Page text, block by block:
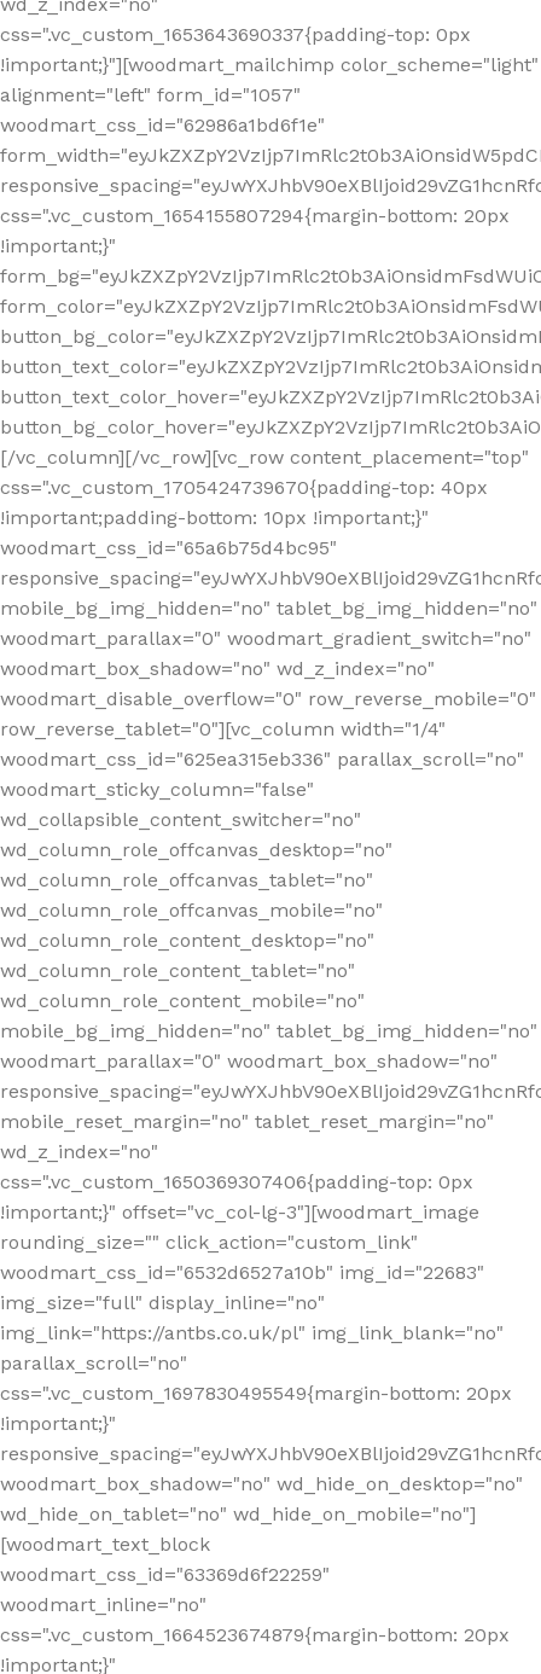
css=".vc_custom_1653643690337{padding-top: 0px
!important;}"][woodmart_mailchimp color_scheme="light"
alignment="left" form_id="1057"
woodmart_css_id="62986a1bd6f1e"
css=".vc_custom_1654155807294{margin-bottom: 20px
!important;}"
[/vc_column][/vc_row][vc_row content_placement="top"
css=".vc_custom_1705424739670{padding-top: 40px
!important;padding-bottom: 10px !important;}"
woodmart_css_id="65a6b75d4bc95"
mobile_bg_img_hidden="no" tablet_bg_img_hidden="no"
woodmart_parallax="0" woodmart_gradient_switch="no"
woodmart_box_shadow="no" wd_z_index="no"
woodmart_disable_overflow="0" row_reverse_mobile="0"
row_reverse_tablet="0"][vc_column width="1/4"
woodmart_css_id="625ea315eb336" parallax_scroll="no"
woodmart_sticky_column="false"
wd_collapsible_content_switcher="no"
wd_column_role_offcanvas_desktop="no"
wd_column_role_offcanvas_tablet="no"
wd_column_role_offcanvas_mobile="no"
wd_column_role_content_desktop="no"
wd_column_role_content_tablet="no"
wd_column_role_content_mobile="no"
mobile_bg_img_hidden="no" tablet_bg_img_hidden="no"
woodmart_parallax="0" woodmart_box_shadow="no"
mobile_reset_margin="no" tablet_reset_margin="no"
wd_z_index="no"
css=".vc_custom_1650369307406{padding-top: 0px
!important;}" offset="vc_col-lg-3"][woodmart_image
rounding_size="" click_action="custom_link"
woodmart_css_id="6532d6527a10b" img_id="22683"
img_size="full" display_inline="no"
img_link="https://antbs.co.uk/pl" img_link_blank="no"
parallax_scroll="no"
css=".vc_custom_1697830495549{margin-bottom: 20px
!important;}"
woodmart_box_shadow="no" wd_hide_on_desktop="no"
wd_hide_on_tablet="no" wd_hide_on_mobile="no"]
[woodmart_text_block
woodmart_css_id="63369d6f22259"
woodmart_inline="no"
css=".vc_custom_1664523674879{margin-bottom: 20px
!important;}"